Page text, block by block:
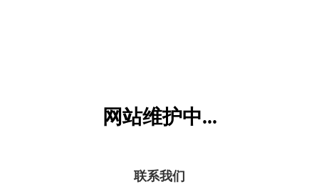
网站维护中...
联系我们